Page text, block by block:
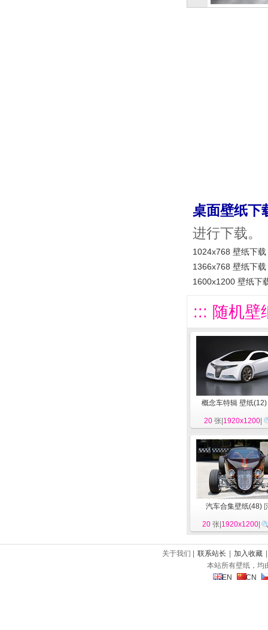
桌面壁纸下
进行下载。
1024x768 壁纸下载
1366x768 壁纸下载
1600x1200 壁纸下
::: 随机壁
概念车特辑 壁纸(12)
20 张| 1920x1200
汽车合集壁纸(48) [
20 张| 1920x1200
关于我们 | 联系站长 加入收藏
本站所有壁纸，均
EN
CN